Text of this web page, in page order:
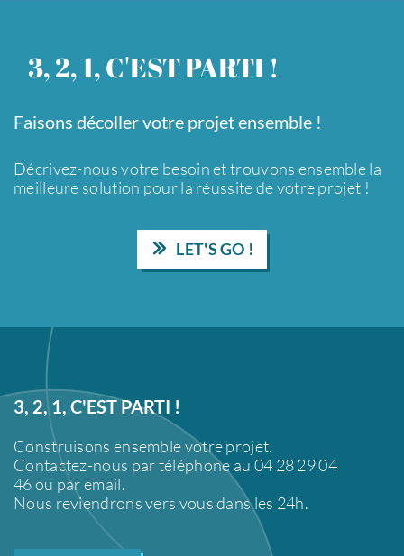
3, 2, 1, C'EST PARTI !
Faisons décoller votre projet ensemble !
Décrivez-nous votre besoin et trouvons ensemble la
meilleure solution pour la réussite de votre projet !
LET'S GO !
3, 2, 1, C'EST PARTI !
Construisons ensemble votre projet.
Contactez-nous par téléphone au 04 28 29 04
46 ou par email.
Nous reviendrons vers vous dans les 24h.